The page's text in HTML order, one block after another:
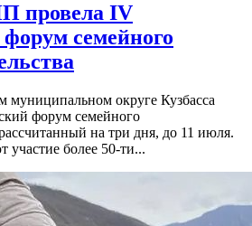
провела IV
семейного
муниципальном округе Кузбасса
форум семейного
на три дня, до 11 июля.
участие более 50-ти...